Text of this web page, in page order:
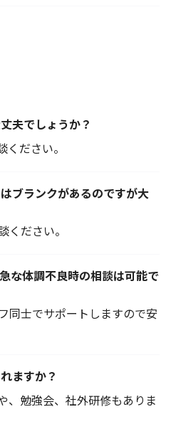
夫でしょうか？
ださい。
ブランクがあるのですが大
ください。
な体調不良時の相談は可能で
同士でサポートしますので安
ますか？
、勉強会、社外研修もありま